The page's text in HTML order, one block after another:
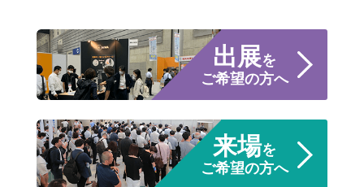
出展を
ご希望の方へ
来場を
ご希望の方へ